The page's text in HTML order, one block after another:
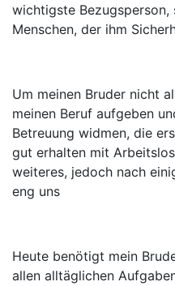
wichtigste Bezugsperson,
Menschen, der ihm
Um meinen Bruder nicht
meinen Beruf aufgeben
Betreuung widmen, die
gut erhalten mit
weiteres, jedoch nach
eng uns
Heute benötigt mein
allen alltäglichen